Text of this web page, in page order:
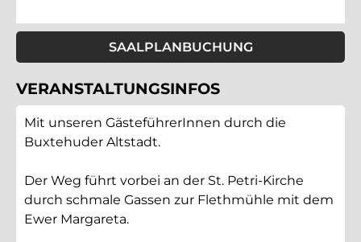
SAALPLANBUCHUNG
VERANSTALTUNGSINFOS
Mit unseren GästeführerInnen durch die
Buxtehuder Altstadt.
Der Weg führt vorbei an der St. Petri-Kirche
durch schmale Gassen zur Flethmühle mit dem
Ewer Margareta.